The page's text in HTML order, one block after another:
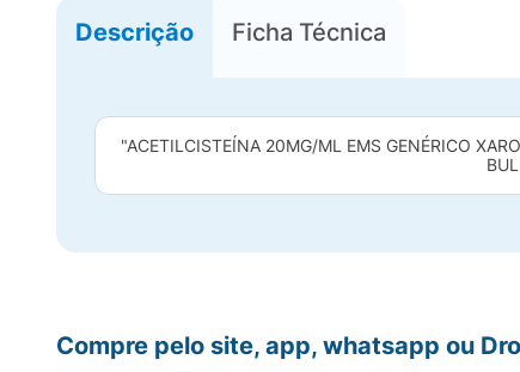
Descrição Ficha Técnica
"ACETILCISTEÍNA 20MG/ML EMS GENÉRICO
Compre pelo site, app, whatsapp ou